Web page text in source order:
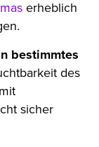
erheblich
bestimmtes
des
sicher